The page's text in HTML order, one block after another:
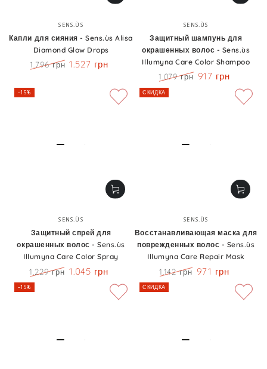
Бренд:
SENS.ÙS
Капли для сияния - Sens.ùs Alisa
Diamond Glow Drops
1.796 грн 1.527 грн
Бренд:
SENS.ÙS
Защитный шампунь для
окрашенных волос - Sens.ùs
Illumyna Care Color Shampoo
Цена
1.079 грн 917 грн
Бренд:
SENS.ÙS
Защитный спрей для
окрашенных волос - Sens.ùs
Illumyna Care Color Spray
Цена
1.229 грн 1.045 грн
–15%
Бренд:
SENS.ÙS
Восстанавливающая маска для
поврежденных волос - Sens.ùs
Illumyna Care Repair Mask
Цена
1.142 грн 971 грн
СКИДКА
–15% СКИДКА